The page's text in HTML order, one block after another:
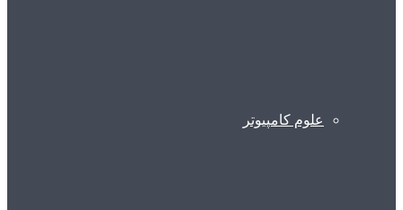
علوم کامپیوتر